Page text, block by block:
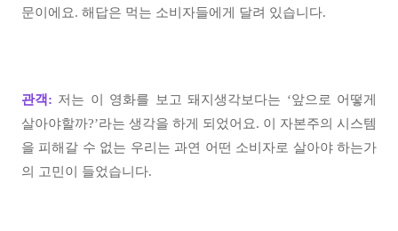
문이에요. 해답은 먹는 소비자들에게 달려 있습니다.
관객: 저는 이 영화를 보고 돼지생각보다는 ‘앞으로 어떻게
살아야할까?’라는 생각을 하게 되었어요. 이 자본주의 시스템
을 피해갈 수 없는 우리는 과연 어떤 소비자로 살아야 하는가
의 고민이 들었습니다.